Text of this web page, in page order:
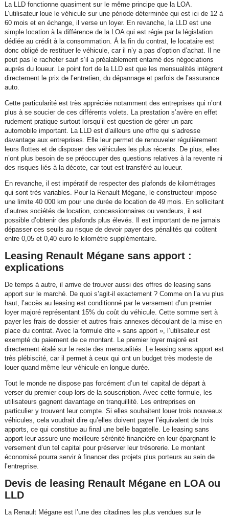
La LLD fonctionne quasiment sur le même principe que la LOA.
L’utilisateur loue le véhicule sur une période déterminée qui est ici de 12 à
60 mois et en échange, il verse un loyer. En revanche, la LLD est une
simple location à la différence de la LOA qui est régie par la législation
dédiée au crédit à la consommation. À la fin du contrat, le locataire est
donc obligé de restituer le véhicule, car il n’y a pas d’option d’achat. Il ne
peut pas le racheter sauf s’il a préalablement entamé des négociations
auprès du loueur. Le point fort de la LLD est que les mensualités intègrent
directement le prix de l’entretien, du dépannage et parfois de l’assurance
auto.
Cette particularité est très appréciée notamment des entreprises qui n’ont
plus à se soucier de ces différents volets. La prestation s’avère en effet
rudement pratique surtout lorsqu’il est question de gérer un parc
automobile important. La LLD est d’ailleurs une offre qui s’adresse
davantage aux entreprises. Elle leur permet de renouveler régulièrement
leurs flottes et de disposer des véhicules les plus récents. De plus, elles
n’ont plus besoin de se préoccuper des questions relatives à la revente ni
des risques liés à la décote, car tout est transféré au loueur.
En revanche, il est impératif de respecter des plafonds de kilométrages
qui sont très variables. Pour la Renault Mégane, le constructeur impose
une limite 40 000 km pour une durée de location de 49 mois. En sollicitant
d’autres sociétés de location, concessionnaires ou vendeurs, il est
possible d’obtenir des plafonds plus élevés. Il est important de ne jamais
dépasser ces seuils au risque de devoir payer des pénalités qui coûtent
entre 0,05 et 0,40 euro le kilomètre supplémentaire.
Leasing Renault Mégane sans apport :
explications
De temps à autre, il arrive de trouver aussi des offres de leasing sans
apport sur le marché. De quoi s’agit-il exactement ? Comme on l’a vu plus
haut, l’accès au leasing est conditionné par le versement d’un premier
loyer majoré représentant 15% du coût du véhicule. Cette somme sert à
payer les frais de dossier et autres frais annexes découlant de la mise en
place du contrat. Avec la formule dite « sans apport », l’utilisateur est
exempté du paiement de ce montant. Le premier loyer majoré est
directement étalé sur le reste des mensualités. Le leasing sans apport est
très plébiscité, car il permet à ceux qui ont un budget très modeste de
louer quand même leur véhicule en longue durée.
Tout le monde ne dispose pas forcément d’un tel capital de départ à
verser du premier coup lors de la souscription. Avec cette formule, les
utilisateurs gagnent davantage en tranquillité. Les entreprises en
particulier y trouvent leur compte. Si elles souhaitent louer trois nouveaux
véhicules, cela voudrait dire qu’elles doivent payer l’équivalent de trois
apports, ce qui constitue au final une belle bagatelle. Le leasing sans
apport leur assure une meilleure sérénité financière en leur épargnant le
versement d’un tel capital pour préserver leur trésorerie. Le montant
économisé pourra servir à financer des projets plus porteurs au sein de
l’entreprise.
Devis de leasing Renault Mégane en LOA ou
LLD
La Renault Mégane est l’une des citadines les plus vendues sur le